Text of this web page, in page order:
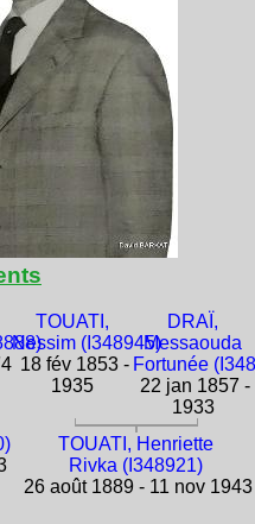
TOUATI,
Nessim (I348945)
18 fév 1853 -
1935
DRAÏ,
Messaouda
Fortunée
22 jan 1857 -
1933
TOUATI, Henriette
Rivka (I348921)
26 août 1889 - 11 nov 1943